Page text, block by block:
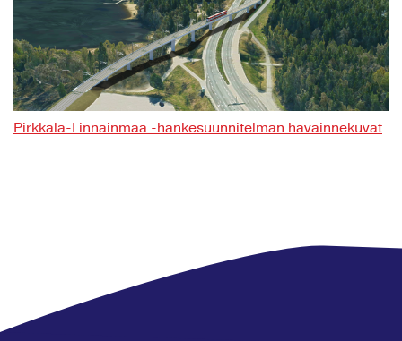
Pirkkala-Linnainmaa -hankesuunnitelman havainnekuvat